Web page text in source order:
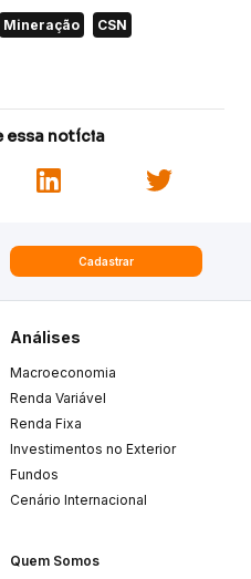
Mineração CSN
essa notícia
Cadastrar
Análises
Macroeconomia
Renda Variável
Renda Fixa
Investimentos no Exterior
Fundos
Cenário Internacional
Quem Somos